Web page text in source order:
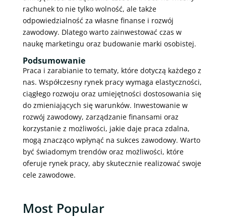
rachunek to nie tylko wolność, ale także
odpowiedzialność za własne finanse i rozwój
zawodowy. Dlatego warto zainwestować czas w
naukę marketingu oraz budowanie marki osobistej.
Podsumowanie
Praca i zarabianie to tematy, które dotyczą każdego z
nas. Współczesny rynek pracy wymaga elastyczności,
ciągłego rozwoju oraz umiejętności dostosowania się
do zmieniających się warunków. Inwestowanie w
rozwój zawodowy, zarządzanie finansami oraz
korzystanie z możliwości, jakie daje praca zdalna,
mogą znacząco wpłynąć na sukces zawodowy. Warto
być świadomym trendów oraz możliwości, które
oferuje rynek pracy, aby skutecznie realizować swoje
cele zawodowe.
Most Popular